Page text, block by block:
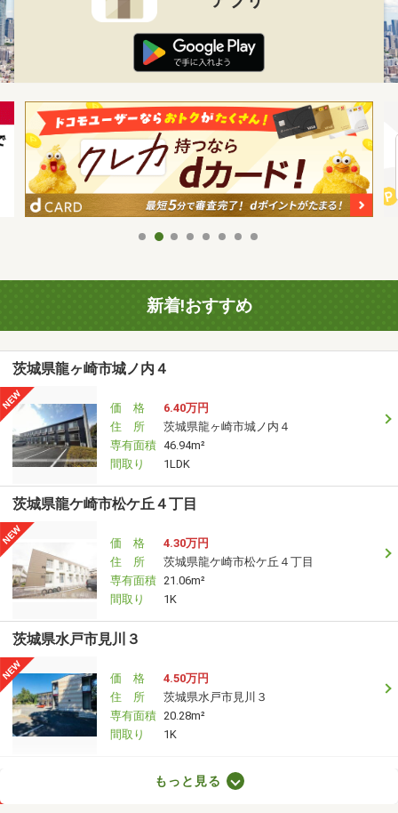
新着!おすすめ
茨城県龍ヶ崎市城ノ内４
価 格
6.40万円
住 所
茨城県龍ヶ崎市城ノ内４
専有面積 46.94m²
間取り
1LDK
茨城県龍ケ崎市松ケ丘４丁目
価 格
4.30万円
住 所
茨城県龍ケ崎市松ケ丘４丁目
専有面積 21.06m²
間取り
1K
茨城県水戸市見川３
価 格
4.50万円
住 所
茨城県水戸市見川３
専有面積 20.28m²
間取り
1K
もっと見る